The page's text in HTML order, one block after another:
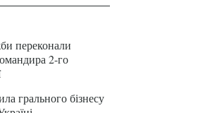
переконали
2-го
грального бізнесу